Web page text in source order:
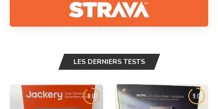
LES DERNIERS TESTS
9.0 9.0